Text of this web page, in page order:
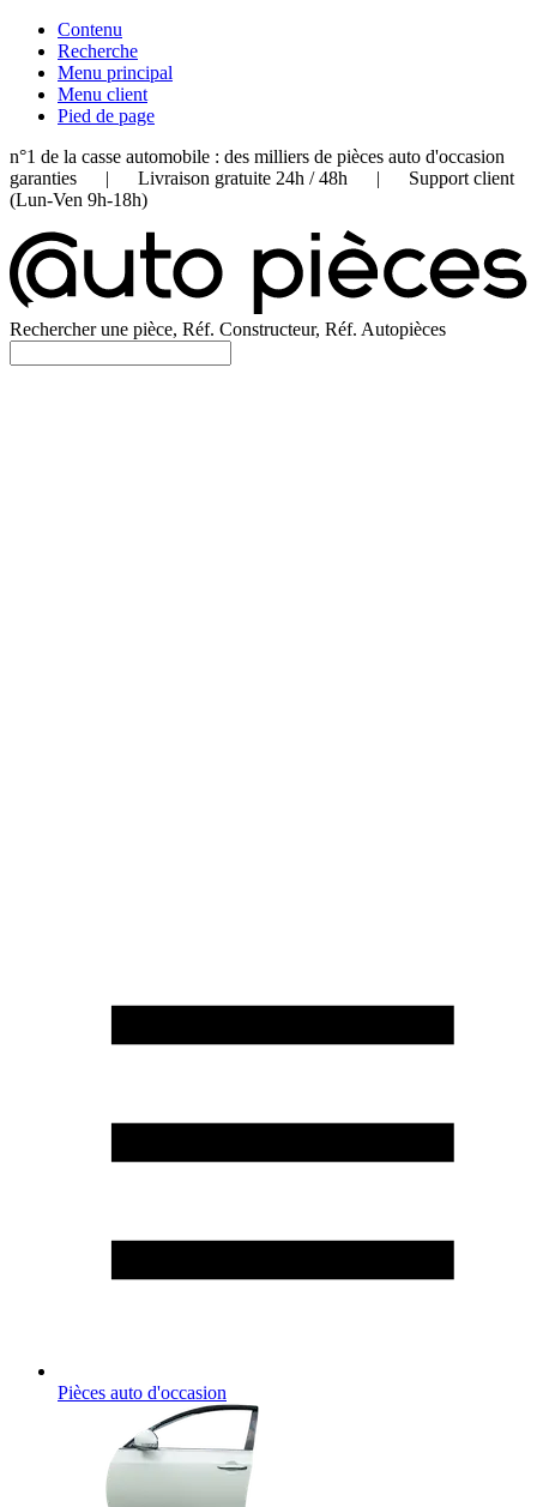
Contenu
Recherche
Menu principal
Menu client
Pied de page
n°1 de la casse automobile : des milliers de pièces auto d'occasion
garanties | Livraison gratuite 24h / 48h | Support client
(Lun-Ven 9h-18h)
Rechercher une pièce, Réf. Constructeur, Réf. Autopièces
Pièces auto d'occasion